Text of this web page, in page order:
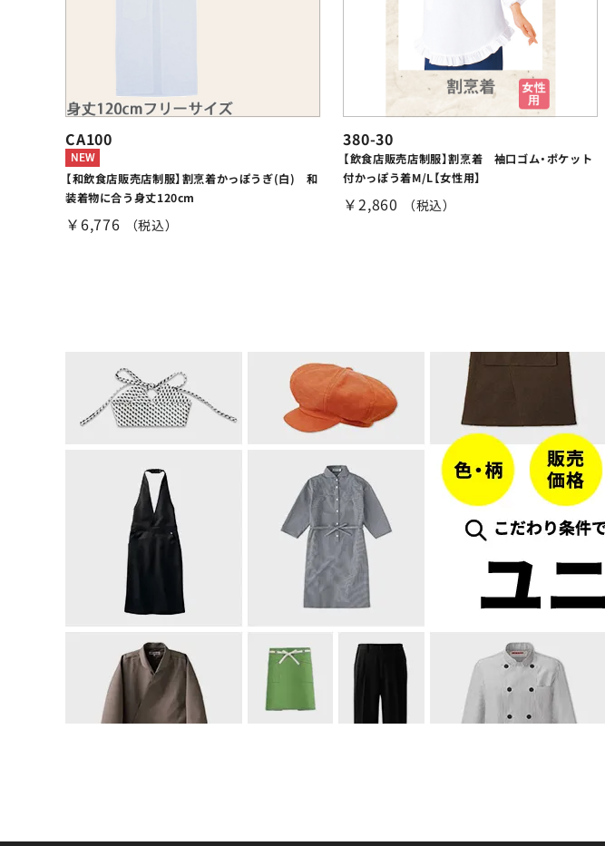
CA100
【和飲食店販売店制服】割烹着かっぽうぎ(白) 和
装着物に合う身丈120cm
￥6,776 （税込）
380-30
【飲食店販売店制服】割烹着 袖口ゴム・ポケット
付かっぽう着M/L【女性用】
￥2,860 （税込）